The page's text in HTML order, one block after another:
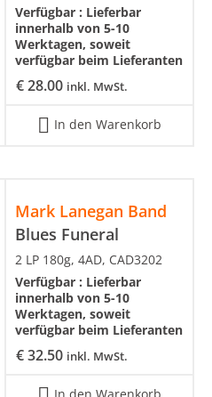
€28.00 inkl. MwSt.
Verfügbar : Lieferbar
innerhalb von 5-10
Werktagen, soweit
verfügbar beim Lieferanten
In den Warenkorb
Mark Lanegan Band
Blues Funeral
€32.50 inkl. MwSt.
2 LP 180g, 4AD, CAD3202
Verfügbar : Lieferbar
innerhalb von 5-10
Werktagen, soweit
verfügbar beim Lieferanten
In den Warenkorb